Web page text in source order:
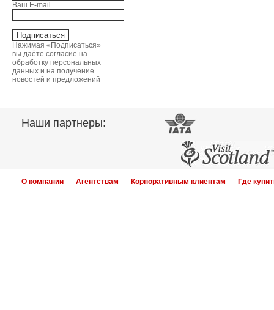
Ваш E-mail
Нажимая «Подписаться»
вы даёте согласие на
обработку персональных
данных и на получение
новостей и предложений
Наши партнеры:
О компании Агентствам Корпоративным клиентам Где